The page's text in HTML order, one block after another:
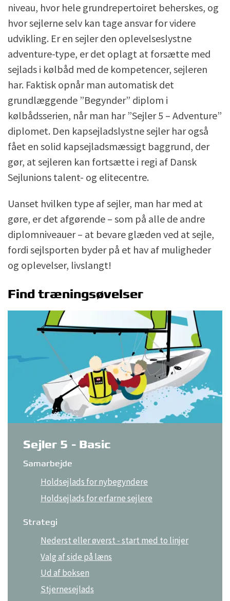
niveau, hvor hele grundrepertoiret beherskes, og
hvor sejlerne selv kan tage ansvar for videre
udvikling. Er en sejler den oplevelseslystne
adventure-type, er det oplagt at forsætte med
sejlads i kølbåd med de kompetencer, sejleren
har. Faktisk opnår man automatisk det
grundlæggende ”Begynder” diplom i
kølbådsserien, når man har ”Sejler 5 – Adventure”
diplomet. Den kapsejladslystne sejler har også
fået en solid kapsejladsmæssigt baggrund, der
gør, at sejleren kan fortsætte i regi af Dansk
Sejlunions talent- og elitecentre.
Uanset hvilken type af sejler, man har med at
gøre, er det afgørende – som på alle de andre
diplomniveauer – at bevare glæden ved at sejle,
fordi sejlsporten byder på et hav af muligheder
og oplevelser, livslangt!
Find træningsøvelser
Sejler 5 - Basic
Samarbejde
Holdsejlads for nybegyndere
Holdsejlads for erfarne sejlere
Strategi
Nederst eller øverst - start med to linjer
Valg af side på læns
Ud af boksen
Stjernesejlads